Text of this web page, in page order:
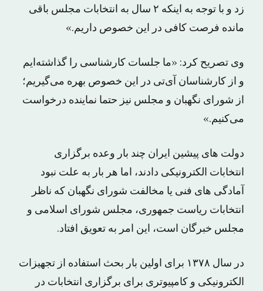
زد و با توجه به اینکه ۲ سال به انتخابات مجلس باقی
مانده فرصت کافی در این خصوص داریم.»
وی تصریح کرد: «ما جلسات کارشناسی را گذاشته‌ایم
و از کارشناسان آی‌تی در این خصوص بهره می‌گیریم؛
از شورای نگهبان و مجلس نیز حتما نماینده درخواست
می‌کنیم.»
دولت های پیشین ایران چند بار وعده برگزاری
انتخابات الکترونیکی دادند، اما هر بار به علت نبود
آمادگی های فنی یا مخالفت شورای نگهبان که ناظر
انتخابات ریاست جمهوری، مجلس شورای اسلامی و
مجلس خبرگان است، این امر به تعویق افتاد.
در سال ۱۳۷۸ برای اولین بار بحث استفاده از تجهیزات
الکترونیکی و کامپیوتری برای برگزاری انتخابات در